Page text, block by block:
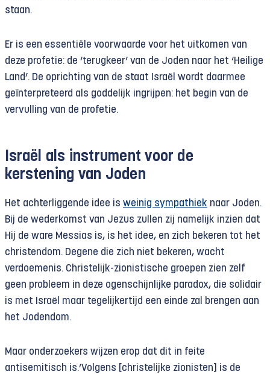
staan.
Er is een essentiële voorwaarde voor het uitkomen van
deze profetie: de ‘terugkeer’ van de Joden naar het ‘Heilige
Land’. De oprichting van de staat Israël wordt daarmee
geïnterpreteerd als goddelijk ingrijpen: het begin van de
vervulling van de profetie.
Israël als instrument voor de
kerstening van Joden
Het achterliggende idee is weinig sympathiek naar Joden.
Bij de wederkomst van Jezus zullen zij namelijk inzien dat
Hij de ware Messias is, is het idee, en zich bekeren tot het
christendom. Degene die zich niet bekeren, wacht
verdoemenis. Christelijk-zionistische groepen zien zelf
geen probleem in deze ogenschijnlijke paradox, die solidair
is met Israël maar tegelijkertijd een einde zal brengen aan
het Jodendom.
Maar onderzoekers wijzen erop dat dit in feite
antisemitisch is.’Volgens [christelijke zionisten] is de